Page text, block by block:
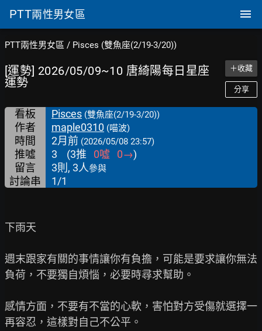
PTT兩性男女區
PTT兩性男女區 / Pisces (雙魚座(2/19-3/20))
[運勢] 2026/05/09~10 唐綺陽每日星座
運勢
＋收藏
分享
看板 Pisces (雙魚座(2/19-3/20))
作者 maple0310 (喵波)
時間 2月前 (2026/05/08 23:57)
推噓 3 (3推 0噓 0→)
留言
3則, 3人參與
討論串 1/1
下雨天
週末跟家有關的事情讓你有負擔，可能是要求讓你無法
負荷，不要獨自煩惱，必要時尋求幫助。
感情方面，不要有不當的心軟，害怕對方受傷就選擇一
再容忍，這樣對自己不公平。